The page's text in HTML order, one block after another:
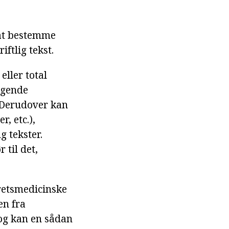
bestemme
tekst.
eller total
kan
etc.),
tekster.
til det,
fra
kan en sådan